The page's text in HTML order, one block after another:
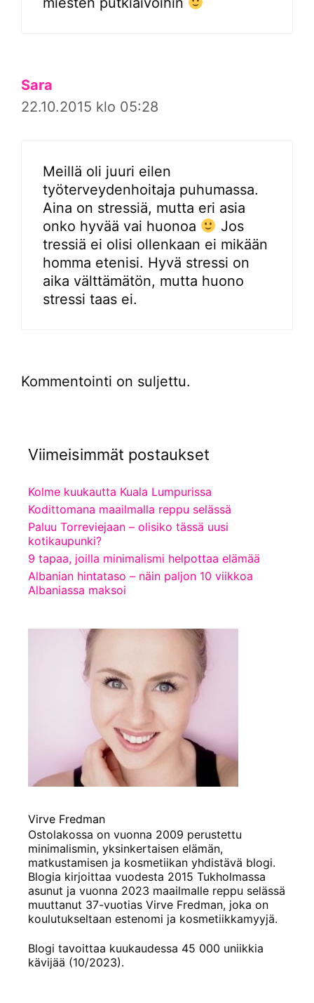
Sara
22.10.2015 klo 05:28
Meillä oli juuri eilen
työterveydenhoitaja puhumassa.
Aina on stressiä, mutta eri asia
onko hyvää vai huonoa
Jos
tressiä ei olisi ollenkaan ei mikään
homma etenisi. Hyvä stressi on
aika välttämätön, mutta huono
stressi taas ei.
Kommentointi on suljettu.
Viimeisimmät postaukset
Kolme kuukautta Kuala Lumpurissa
Kodittomana maailmalla reppu selässä
Paluu Torreviejaan – olisiko tässä uusi
kotikaupunki?
9 tapaa, joilla minimalismi helpottaa elämää
Albanian hintataso – näin paljon 10 viikkoa
Albaniassa maksoi
Virve Fredman
Ostolakossa on vuonna 2009 perustettu
minimalismin, yksinkertaisen elämän,
matkustamisen ja kosmetiikan yhdistävä blogi.
Blogia kirjoittaa vuodesta 2015 Tukholmassa
asunut ja vuonna 2023 maailmalle reppu selässä
muuttanut 37-vuotias Virve Fredman, joka on
koulutukseltaan estenomi ja kosmetiikkamyyjä.
Blogi tavoittaa kuukaudessa 45 000 uniikkia
kävijää (10/2023).